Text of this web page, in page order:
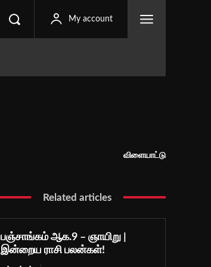
My account
விளையாட்டு
Related articles
பஞ்சாங்கம் ஆக.9 – ஞாயிறு |
இன்றைய ராசி பலன்கள்!